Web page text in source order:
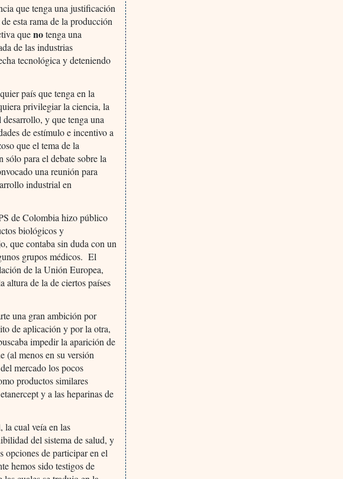
que tenga una justificación
esta rama de la producción
quenotenga una
de las industrias
tecnológica y deteniendo
país que tenga en la
privilegiar la ciencia, la
y que tenga una
de estímulo e incentivo a
que el tema de la
para el debate sobre la
una reunión para
industrial en
de Colombia hizo público
biológicos y
que contaba sin duda con un
grupos médicos. El
de la Unión Europea,
altura de la de ciertos países
una gran ambición por
de aplicación y por la otra,
impedir la aparición de
(al menos en su versión
mercado los pocos
productos similares
y a las heparinas de
la cual veía en las
del sistema de salud, y
opciones de participar en el
hemos sido testigos de